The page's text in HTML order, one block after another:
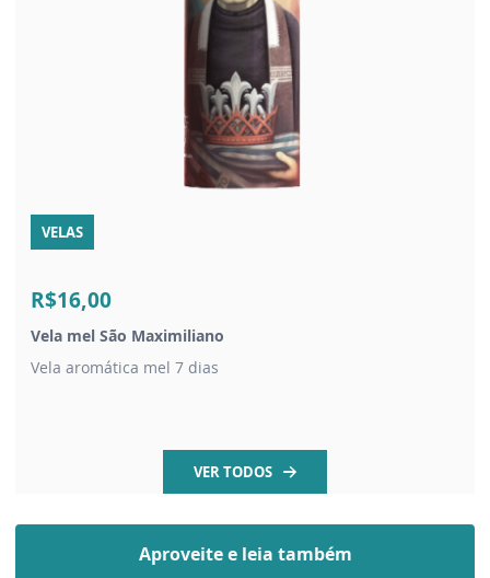
VELAS
R$16,00
Vela mel São Maximiliano
Vela aromática mel 7 dias
VER TODOS
Aproveite e leia também